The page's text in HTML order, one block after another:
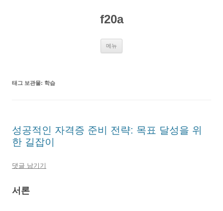
f20a
메뉴
태그 보관물: 학습
성공적인 자격증 준비 전략: 목표 달성을 위
한 길잡이
댓글 남기기
서론